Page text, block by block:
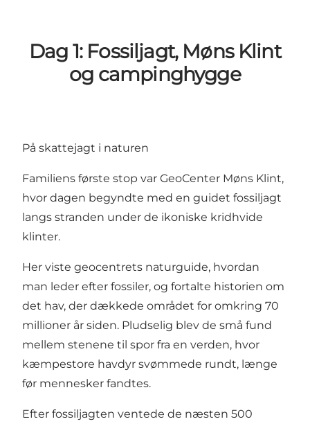
Dag 1: Fossiljagt, Møns Klint
og campinghygge
På skattejagt i naturen
Familiens første stop var GeoCenter Møns Klint,
hvor dagen begyndte med en guidet fossiljagt
langs stranden under de ikoniske kridhvide
klinter.
Her viste geocentrets naturguide, hvordan
man leder efter fossiler, og fortalte historien om
det hav, der dækkede området for omkring 70
millioner år siden. Pludselig blev de små fund
mellem stenene til spor fra en verden, hvor
kæmpestore havdyr svømmede rundt, længe
før mennesker fandtes.
Efter fossiljagten ventede de næsten 500